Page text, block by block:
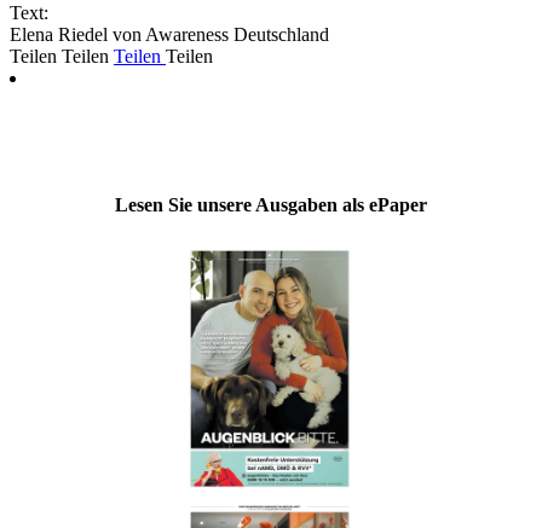
Text:
Elena Riedel von Awareness Deutschland
Teilen Teilen Teilen Teilen
Lesen Sie unsere Ausgaben als ePaper